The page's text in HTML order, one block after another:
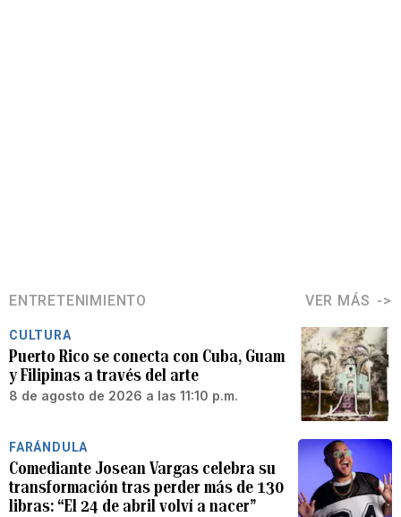
ENTRETENIMIENTO VER MÁS
CULTURA
Puerto Rico se conecta con Cuba, Guam
y Filipinas a través del arte
8 de agosto de 2026 a las 11:10 p.m.
FARÁNDULA
Comediante Josean Vargas celebra su
transformación tras perder más de 130
libras: “El 24 de abril volví a nacer”